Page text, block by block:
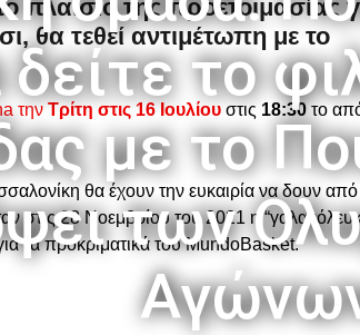
το
με το
των
της προετοιμασίας
θα τεθεί αντιμέτωπη με το
την Τρίτη στις 16 Ιουλίου στις 18:30 το
θα έχουν την ευκαιρία να δουν
στις 28 Νοεμβρίου του 2021 η
τα προκριματικά του MundoBasket.